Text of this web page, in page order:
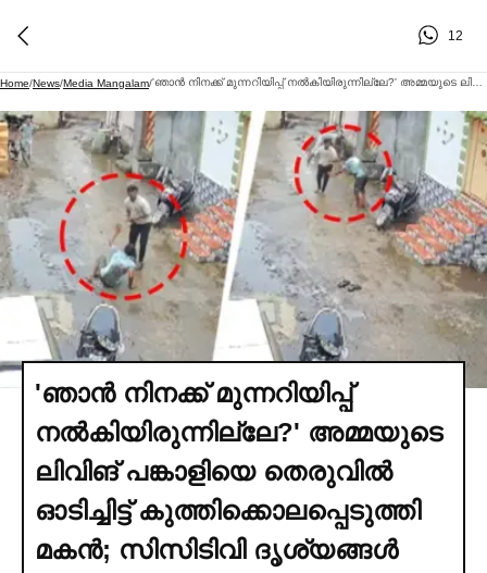
12
Home/News/Media Mangalam/
'ഞാൻ നിനക്ക് മുന്നറിയിപ്പ്
നല്‍കിയിരുന്നില്ലേ?' അമ്മയുടെ
ലിവിങ് പങ്കാളിയെ തെരുവില്‍
ഓടിച്ചിട്ട് കുത്തിക്കൊലപ്പെടുത്തി
മകൻ; സിസിടിവി ദൃശ്യങ്ങള്‍